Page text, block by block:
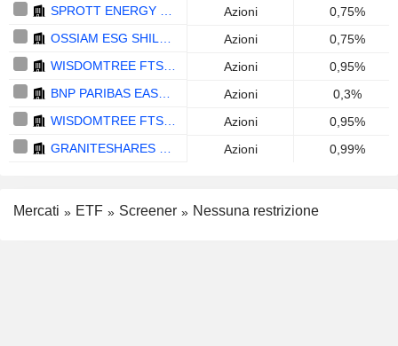
Azioni
0,75%
Azioni
0,75%
Azioni
0,95%
Azioni
0,3%
Azioni
0,95%
Azioni 0,99%
Mercati ETF Screener Nessuna restrizione